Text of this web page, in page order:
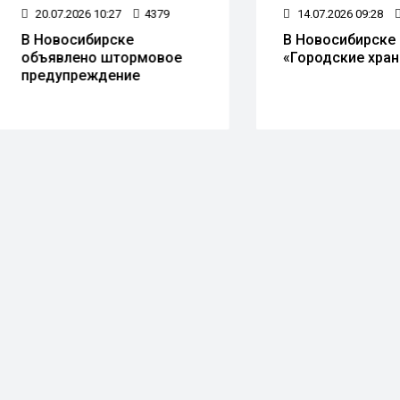
10:27 4379
штормовое
14.07.2026 09:28 2579
В Новосибирске
«Городские